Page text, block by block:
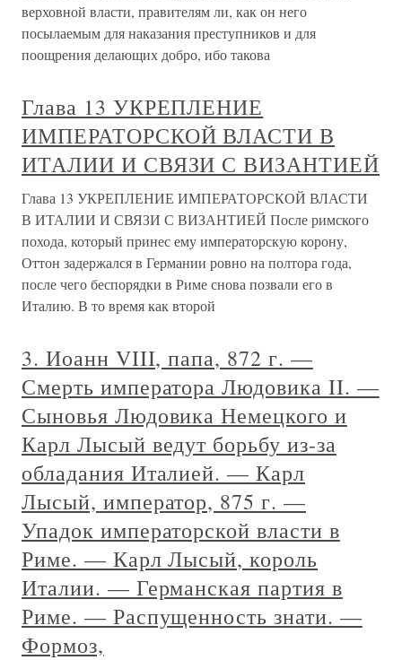
верховной власти, правителям ли, как он него
посылаемым для наказания преступников и для
поощрения делающих добро, ибо такова
Глава 13 УКРЕПЛЕНИЕ
ИМПЕРАТОРСКОЙ ВЛАСТИ В
ИТАЛИИ И СВЯЗИ С ВИЗАНТИЕЙ
Глава 13 УКРЕПЛЕНИЕ ИМПЕРАТОРСКОЙ ВЛАСТИ
В ИТАЛИИ И СВЯЗИ С ВИЗАНТИЕЙ После римского
похода, который принес ему императорскую корону,
Оттон задержался в Германии ровно на полтора года,
после чего беспорядки в Риме снова позвали его в
Италию. В то время как второй
3. Иоанн VIII, папа, 872 г. —
Смерть императора Людовика II. —
Сыновья Людовика Немецкого и
Карл Лысый ведут борьбу из-за
обладания Италией. — Карл
Лысый, император, 875 г. —
Упадок императорской власти в
Риме. — Карл Лысый, король
Италии. — Германская партия в
Риме. — Распущенность знати. —
Формоз,